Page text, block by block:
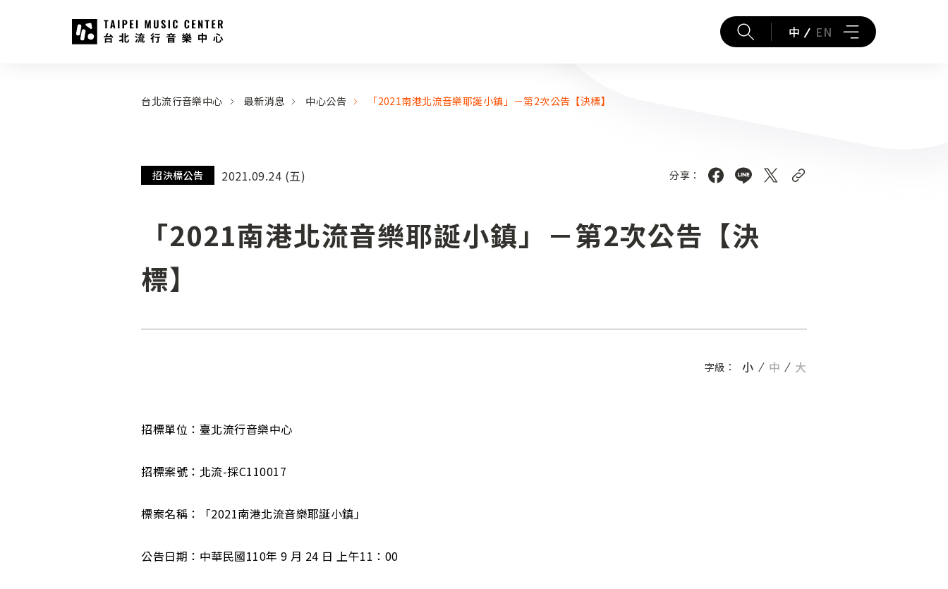
::: 中 EN
台北流行音樂中心 最新消息 中心公告 「2021南港北流音樂耶誕小鎮」－第2次公告【決標】
招決標公告 2021.09.24 (五) 分享：
「2021南港北流音樂耶誕小鎮」－第2次公告【決
標】
字級： 小 中 大
招標單位：臺北流行音樂中心
招標案號：北流-採C110017
標案名稱：「2021南港北流音樂耶誕小鎮」
公告日期：中華民國110年 9 月 24 日 上午11：00